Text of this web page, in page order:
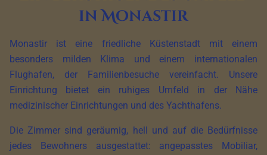
in Monastir
Monastir ist eine friedliche Küstenstadt mit einem
besonders milden Klima und einem internationalen
Flughafen, der Familienbesuche vereinfacht. Unsere
Einrichtung bietet ein ruhiges Umfeld in der Nähe
medizinischer Einrichtungen und des Yachthafens.
Die Zimmer sind geräumig, hell und auf die Bedürfnisse
jedes Bewohners ausgestattet: angepasstes Mobiliar,